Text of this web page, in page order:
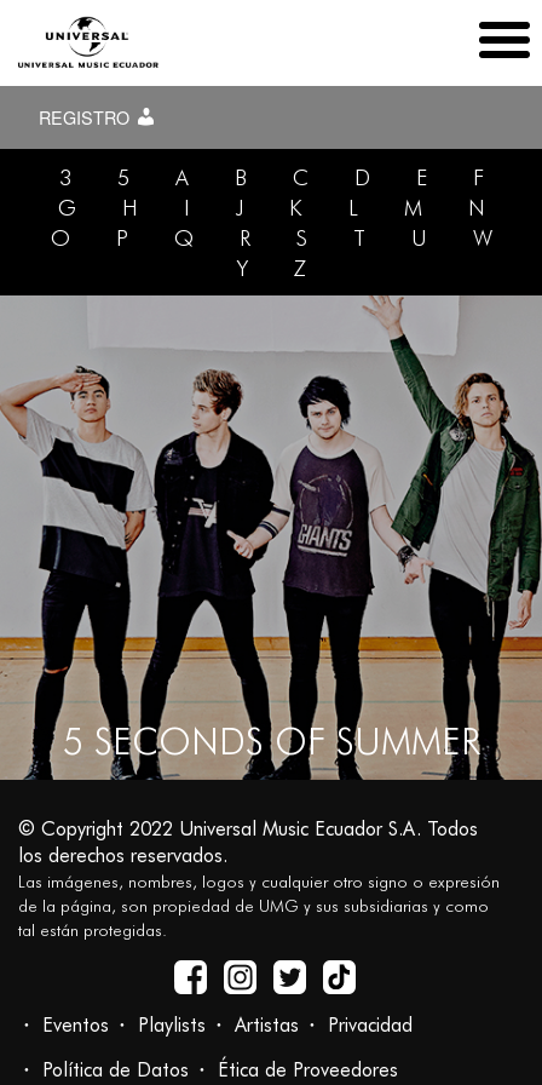
REGISTRO
3 5 A B C D E
F
G
H I J K L M
N
O
P Q R S T U
W
Y
Z
5 SECONDS OF SUMMER
© Copyright 2022 Universal Music Ecuador S.A. Todos
los derechos reservados.
Las imágenes, nombres, logos y cualquier otro signo o expresión
de la página, son propiedad de UMG y sus subsidiarias y como
tal están protegidas.
Eventos Playlists Artistas
Privacidad
Política de Datos
Ética de Proveedores